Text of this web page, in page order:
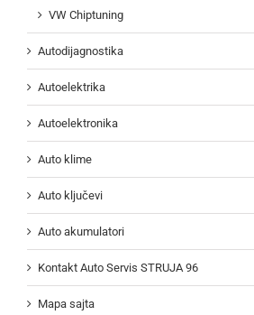
VW Chiptuning
Autodijagnostika
Autoelektrika
Autoelektronika
Auto klime
Auto ključevi
Auto akumulatori
Kontakt Auto Servis STRUJA 96
Mapa sajta